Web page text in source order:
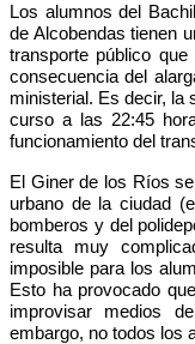
Los alumnos del
de Alcobendas tienen
transporte público
consecuencia del
ministerial. Es decir, la
curso a las 22:45
funcionamiento del
El Giner de los Ríos
urbano de la ciudad
bomberos y del
resulta muy
imposible para los
Esto ha provocado
improvisar medios
embargo, no todos los